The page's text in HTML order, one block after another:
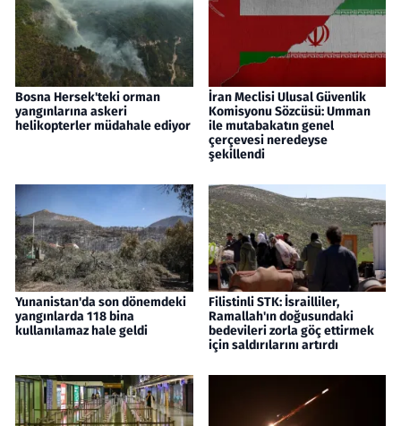
Bosna Hersek'teki orman
yangınlarına askeri
helikopterler müdahale ediyor
İran Meclisi Ulusal Güvenlik
Komisyonu Sözcüsü: Umman
ile mutabakatın genel
çerçevesi neredeyse
şekillendi
Yunanistan'da son dönemdeki
yangınlarda 118 bina
kullanılamaz hale geldi
Filistinli STK: İsrailliler,
Ramallah'ın doğusundaki
bedevileri zorla göç ettirmek
için saldırılarını artırdı